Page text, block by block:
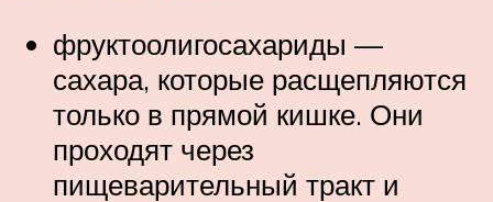
фруктоолигосахариды —
сахара, которые расщепляются
только в прямой кишке. Они
проходят через
пищеварительный тракт и